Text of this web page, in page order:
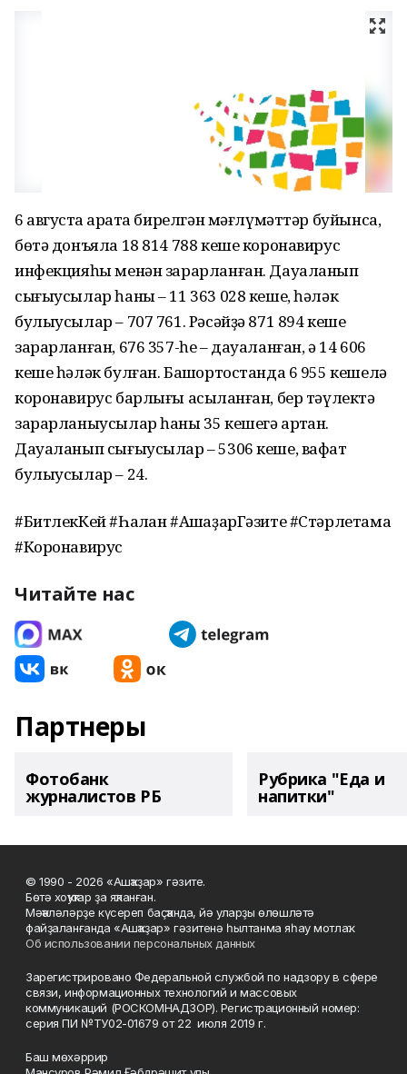
6 августҡа ҡарата бирелгән мәғлүмәттәр буйынса,
бөтә донъяла 18 814 788 кеше коронавирус
инфекцияһы менән зарарланған. Дауаланып
сығыусылар һаны – 11 363 028 кеше, һәләк
булыусылар – 707 761. Рәсәйҙә 871 894 кеше
зарарланған, 676 357-һе – дауаланған, ә 14 606
кеше һәләк булған. Башҡортостанда 6 955 кешелә
коронавирус барлығы асыҡланған, бер тәүлектә
зарарланыусылар һаны 35 кешегә артҡан.
Дауаланып сығыусылар – 5306 кеше, вафат
булыусылар – 24.
#БитлекКей #Һаҡлан #АшҡаҙарГәзите #Стәрлетамаҡ
#Коронавирус
Читайте нас
Партнеры
Фотобанк
журналистов РБ
Рубрика "Еда и
напитки"
© 1990 - 2026 «Ашҡаҙар» гәзите.
Бөтә хоҡуҡтар ҙа яҡланған.
Мәҡәләләрҙе күсереп баҫҡанда, йә уларҙы өлөшләтә
файҙаланғанда «Ашҡаҙар» гәзитенә һылтанма яһау мотлаҡ.
Об использовании персональных данных
Зарегистрировано Федеральной службой по надзору в сфере
связи, информационных технологий и массовых
коммуникаций (РОСКОМНАДЗОР). Регистрационный номер:
серия ПИ №ТУ02-01679 от 22 июля 2019 г.
Баш мөхәррир